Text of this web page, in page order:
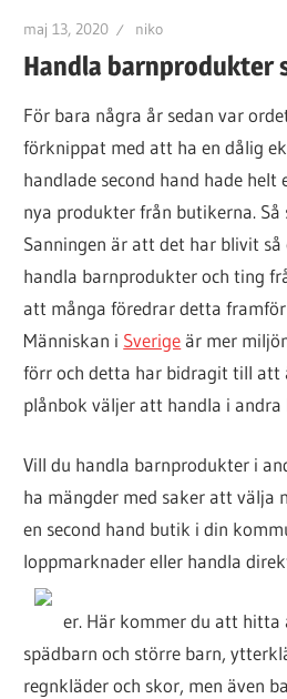
maj 13, 2020 niko
Handla barnprodukter
För bara några år sedan var
förknippat med att ha en dålig
handlade second hand hade
nya produkter från butikerna. Så
Sanningen är att det har blivit
handla barnprodukter och ting
att många föredrar detta
Människan i Sverigeär mer
förr och detta har bidragit till att
plånbok väljer att handla i andra
Vill du handla barnprodukter i
ha mängder med saker att välja
en second hand butik i din
loppmarknader eller handla
er. Här kommer du att
spädbarn och större barn,
regnkläder och skor, men även